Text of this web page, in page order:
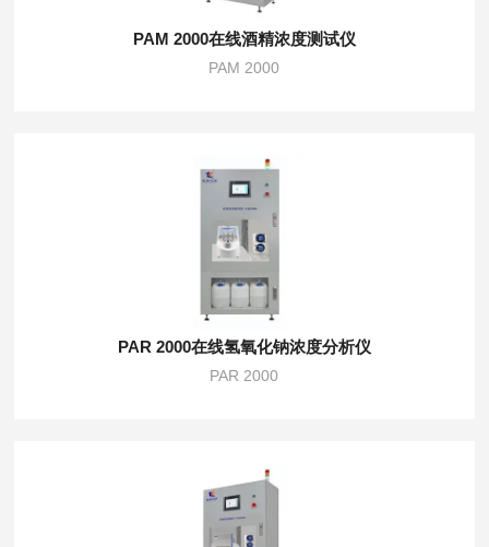
PAM 2000在线酒精浓度测试仪
PAM 2000
PAR 2000在线氢氧化钠浓度分析仪
PAR 2000